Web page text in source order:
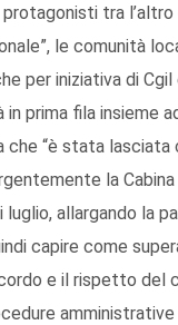
tra
le comunità
per iniziativa di
in prima fila insieme
che “è stata
la
luglio, allargando la
capire come
e il rispetto del